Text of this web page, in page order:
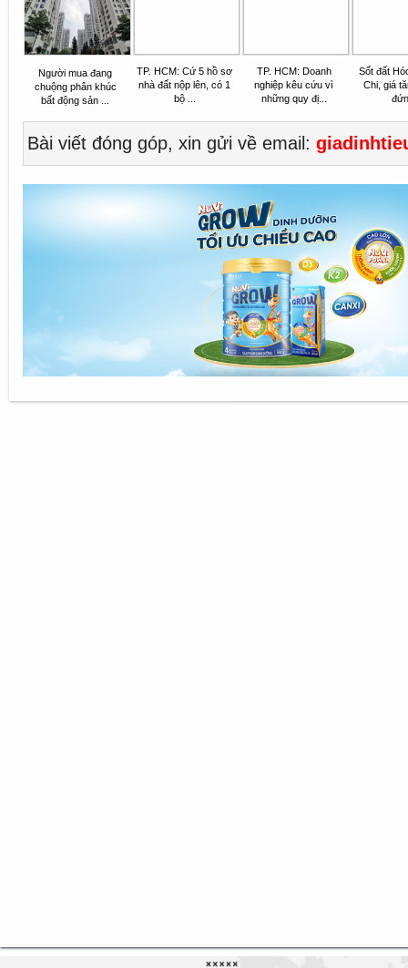
Người mua đang
chuộng phân khúc
bất động sản ...
TP. HCM: Cứ 5 hồ sơ
nhà đất nộp lên, có 1
bộ ...
TP. HCM: Doanh
nghiệp kêu cứu vì
những quy đị...
Sốt đất
Chi, giá
Bài viết đóng góp, xin gửi về email: